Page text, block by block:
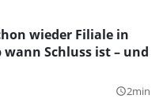
wieder Filiale in
wann Schluss ist – und
query_builder2min